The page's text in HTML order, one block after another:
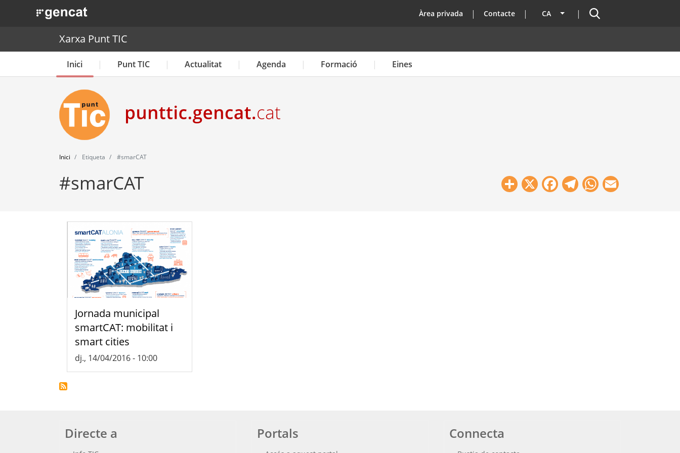
. Obre en una nova finestra. top
Àrea privada Contacte CA Llista les accions addicionals
Cercador
Xarxa Punt TIC
Inici Punt TIC Actualitat Agenda Formació Eines
Inici Etiqueta #smarCAT
#smarCAT Share
X Facebook
Telegram
WhatsApp
Jornada municipal
smartCAT: mobilitat i
smart cities
dj., 14/04/2016 - 10:00
Directe a Portals Connecta